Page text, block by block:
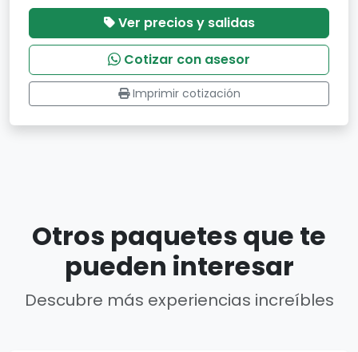
Ver precios y salidas
Cotizar con asesor
Imprimir cotización
Otros paquetes que te
pueden interesar
Descubre más experiencias increíbles